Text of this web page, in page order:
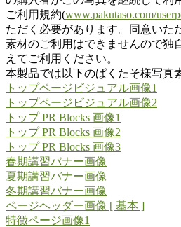
ご利用規約(www.pakutaso.com/
ただく必要があります。同意いた
素材のご利用はできませんので独
えてご利用ください。
本製品では以下のぱくたそ様写真
トップページビジュアル画像1
トップページビジュアル画像2
トップ PR Blocks 画像1
トップ PR Blocks 画像2
トップ PR Blocks 画像3
春期講習バナー画像
夏期講習バナー画像
冬期講習バナー画像
ページヘッダー画像 [ 基本 ]
特徴ページ画像1